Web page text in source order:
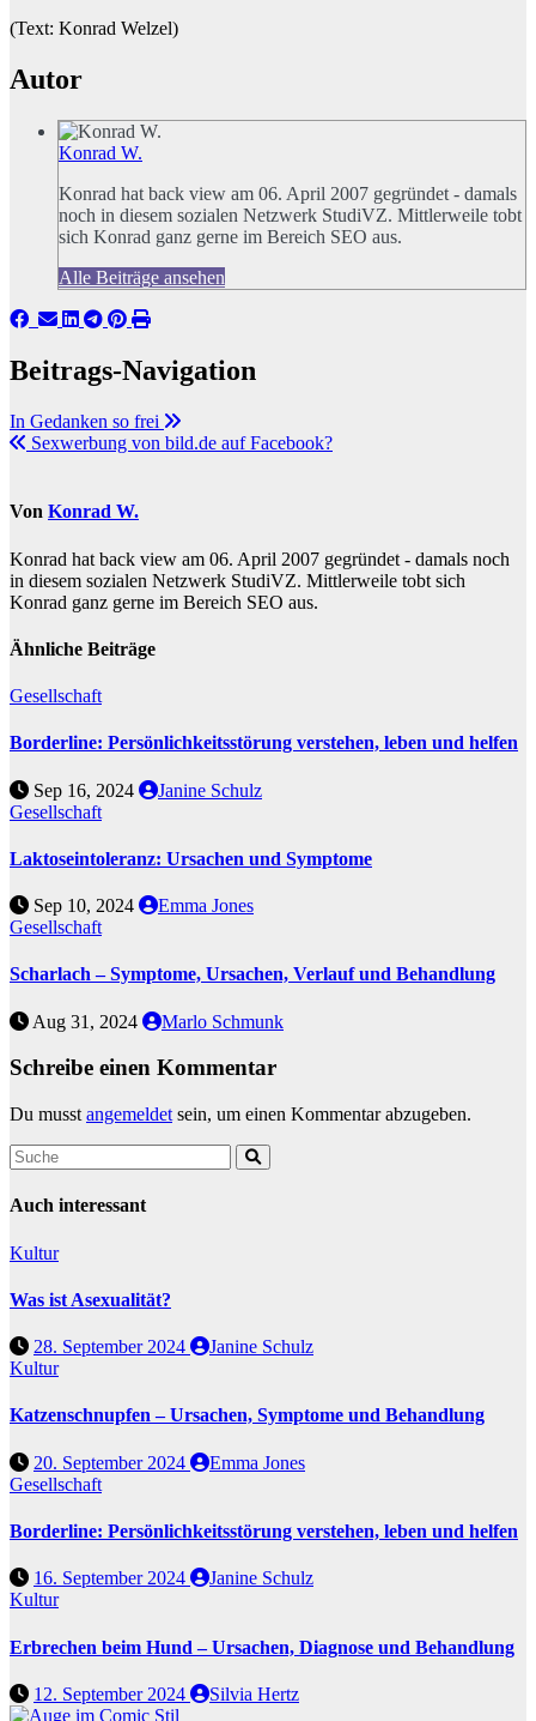
(Text: Konrad Welzel)
Autor
Konrad W.
Konrad hat back view am 06. April 2007 gegründet - damals
noch in diesem sozialen Netzwerk StudiVZ. Mittlerweile tobt
sich Konrad ganz gerne im Bereich SEO aus.
Alle Beiträge ansehen
Beitrags-Navigation
In Gedanken so frei
Sexwerbung von bild.de auf Facebook?
Von Konrad W.
Konrad hat back view am 06. April 2007 gegründet - damals noch
in diesem sozialen Netzwerk StudiVZ. Mittlerweile tobt sich
Konrad ganz gerne im Bereich SEO aus.
Ähnliche Beiträge
Gesellschaft
Borderline: Persönlichkeitsstörung verstehen, leben und helfen
Sep 16, 2024
Janine Schulz
Gesellschaft
Laktoseintoleranz: Ursachen und Symptome
Sep 10, 2024
Emma Jones
Gesellschaft
Scharlach – Symptome, Ursachen, Verlauf und Behandlung
Aug 31, 2024 Marlo Schmunk
Schreibe einen Kommentar
Du musst angemeldet sein, um einen Kommentar abzugeben.
Auch interessant
Kultur
Was ist Asexualität?
28. September 2024
Janine Schulz
Kultur
Katzenschnupfen – Ursachen, Symptome und Behandlung
20. September 2024
Emma Jones
Gesellschaft
Borderline: Persönlichkeitsstörung verstehen, leben und helfen
16. September 2024
Janine Schulz
Kultur
Erbrechen beim Hund – Ursachen, Diagnose und Behandlung
12. September 2024 Silvia Hertz